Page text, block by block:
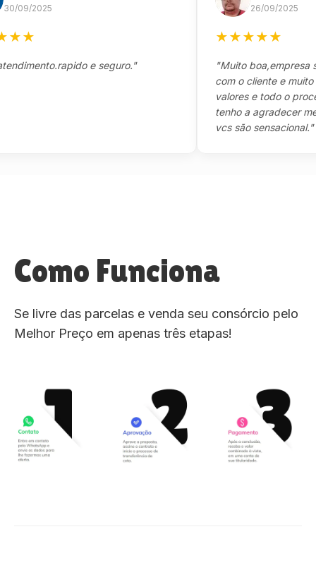
2025
e seguro."
26/09/2025
★★★
"Muito boa,empresa séria
com o cliente e muito
valores e todo o processo
tenho a agradecer
vcs são sensacional."
Como Funciona
Se livre das parcelas e venda seu consórcio pelo
Melhor Preço em apenas três etapas!